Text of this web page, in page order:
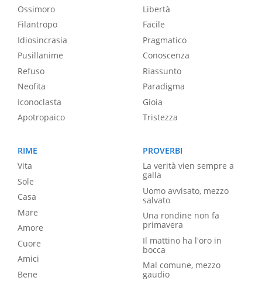
Ossimoro
Filantropo
Idiosincrasia
Pusillanime
Refuso
Neofita
Iconoclasta
Apotropaico
Libertà
Facile
Pragmatico
Conoscenza
Riassunto
Paradigma
Gioia
Tristezza
RIME
Vita
Sole
Casa
Mare
Amore
Cuore
Amici
Bene
PROVERBI
La verità vien sempre a
galla
Uomo avvisato, mezzo
salvato
Una rondine non fa
primavera
Il mattino ha l'oro in
bocca
Mal comune, mezzo
gaudio